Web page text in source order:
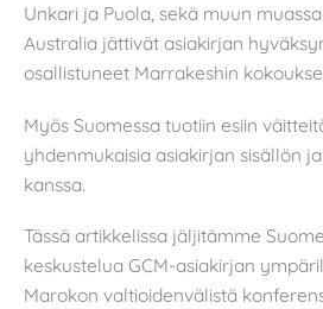
Unkari ja Puola, sekä muun
Australia jättivät asiakirjan
osallistuneet Marrakeshin
Myös Suomessa tuotiin esiin
yhdenmukaisia asiakirjan sisällön
kanssa.
Tässä artikkelissa jäljitämme
keskustelua GCM-asiakirjan
Marokon valtioidenvälistä